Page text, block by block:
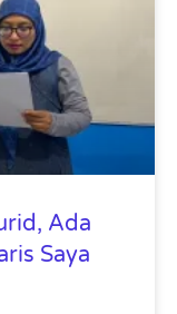
Ada
Saya